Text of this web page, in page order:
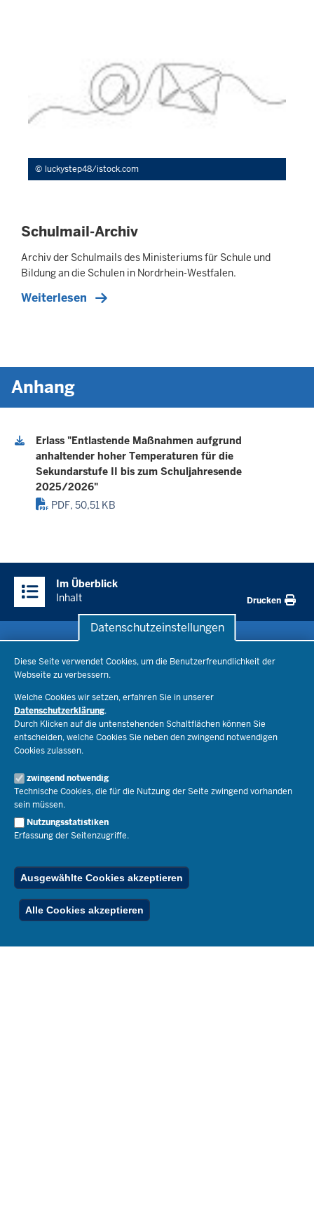
Datenschutzeinstellungen
Diese Seite verwendet Cookies, um die Benutzerfreundlichkeit der
Webseite zu verbessern.
Welche Cookies wir setzen, erfahren Sie in unserer
Datenschutzerklärung.
Durch Klicken auf die untenstehenden Schaltflächen können Sie
entscheiden, welche Cookies Sie neben den zwingend notwendigen
Cookies zulassen.
zwingend notwendig
Technische Cookies, die für die Nutzung der Seite zwingend vorhanden
sein müssen.
Nutzungsstatistiken
Erfassung der Seitenzugriffe.
Ausgewählte Cookies akzeptieren
Alle Cookies akzeptieren
luckystep48/istock.com
Schulmail-Archiv
Archiv der Schulmails des Ministeriums für Schule und
Bildung an die Schulen in Nordrhein-Westfalen.
Weiterlesen
Anhang
Erlass "Entlastende Maßnahmen aufgrund
anhaltender hoher Temperaturen für die
Sekundarstufe II bis zum Schuljahresende
2025/2026"
PDF, 50,51 KB
Inhalte
Im Überblick
Inhalt
Drucken
Bildungsthemen
Lehrkräfte
Recht
Schulleben
Ministerium
Ministerin Dorothee Feller
Staatssekretär Dr. Urban Mauer
Open Government
Bibliothek
Geschäftsbereich
Presse
Pressefotos
Social Media
Pressekontakt
Service
Schule(n) suchen
Kontakt
Der Weg zu uns
Publikationen
RSS-Feed
Ferienordnung
Spezialangebote
© 2026 Bildungsportal NRW
Below
Footer
Menu
Inhalt Impressum Datenschutz